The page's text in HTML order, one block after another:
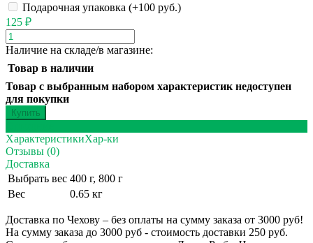
Подарочная упаковка (+100 руб.)
125 ₽
Наличие на складе/в магазине:
Товар в наличии
Товар с выбранным набором характеристик недоступен
для покупки
ХарактеристикиХар-ки
Отзывы (0)
Доставка
Выбрать вес 400 г, 800 г
Вес
0.65 кг
Доставка по Чехову – без оплаты на сумму заказа от 3000 руб!
На сумму заказа до 3000 руб - стоимость доставки 250 руб.